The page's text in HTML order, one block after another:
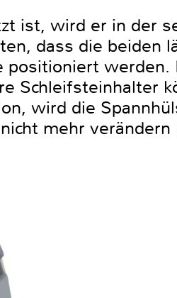
ist, wird er in der
dass die beiden
positioniert
Schleifsteinhalter
wird die
mehr verändern